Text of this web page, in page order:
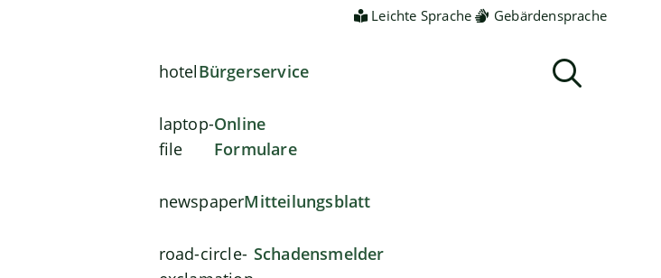
Leichte Sprache Gebärdensprache
hotelBürgerservice
laptop-
file
Online
Formulare
newspaperMitteilungsblatt
road-circle- Schadensmelder